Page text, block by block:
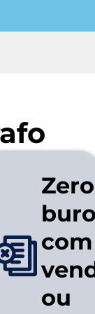
Zero
com
ou